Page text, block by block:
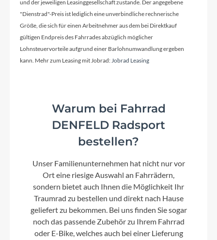
machine grey matt
Motor
Bosch Performance Line CX (Smart System)
25/85 Nm
Kette
und der jeweiligen Leasinggesellschaft zustande. Der angegebene
"Dienstrad"-Preis ist lediglich eine unverbindliche rechnerische
Größe, die sich für einen Arbeitnehmer aus dem bei Direktkauf
gültigen Endpreis des Fahrrades abzüglich möglicher
Lohnsteuervorteile aufgrund einer Barlohnumwandlung ergeben
kann. Mehr zum Leasing mit Jobrad:Jobrad Leasing
Warum bei Fahrrad
DENFELD Radsport
bestellen?
Unser Familienunternehmen hat nicht nur vor
Ort eine riesige Auswahl an Fahrrädern,
sondern bietet auch Ihnen die Möglichkeit Ihr
Traumrad zu bestellen und direkt nach Hause
geliefert zu bekommen. Bei uns finden Sie sogar
noch das passende Zubehör zu Ihrem Fahrrad
oder E-Bike, welches auch bei einer Lieferung